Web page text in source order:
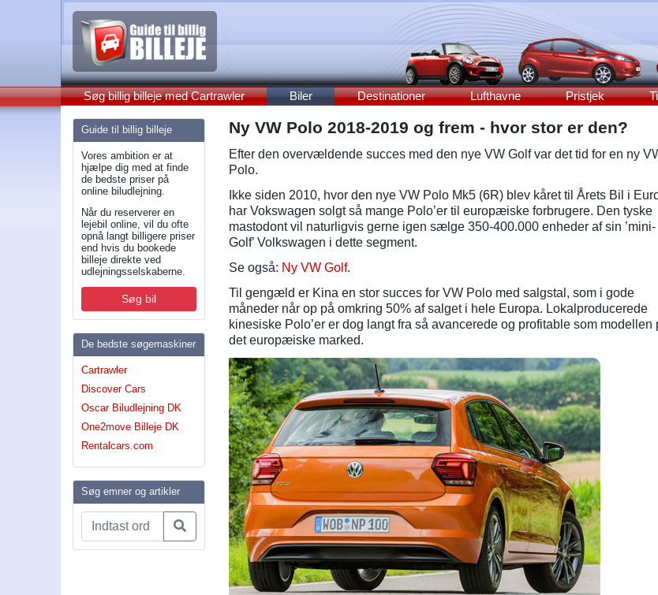
Søg billig billeje med Cartrawler Biler Destinationer Lufthavne Pristjek
Guide til billig billeje
Vores ambition er at
hjælpe dig med at finde
de bedste priser på
online biludlejning.
Når du reserverer en
lejebil online, vil du ofte
opnå langt billigere priser
end hvis du bookede
billeje direkte ved
udlejningsselskaberne.
Søg bil
De bedste søgemaskiner
Cartrawler
Discover Cars
Oscar Biludlejning DK
One2move Billeje DK
Rentalcars.com
Søg emner og artikler
Ny VW Polo 2018-2019 og frem - hvor stor er den?
Efter den overvældende succes med den nye VW Golf var det tid for en ny
Polo.
Ikke siden 2010, hvor den nye VW Polo Mk5 (6R) blev kåret til Årets Bil i
har Vokswagen solgt så mange Polo’er til europæiske forbrugere. Den tyske
mastodont vil naturligvis gerne igen sælge 350-400.000 enheder af sin ’mini-
Golf’ Volkswagen i dette segment.
Se også: Ny VW Golf.
Til gengæld er Kina en stor succes for VW Polo med salgstal, som i gode
måneder når op på omkring 50% af salget i hele Europa. Lokalproducerede
kinesiske Polo’er er dog langt fra så avancerede og profitable som modellen
det europæiske marked.